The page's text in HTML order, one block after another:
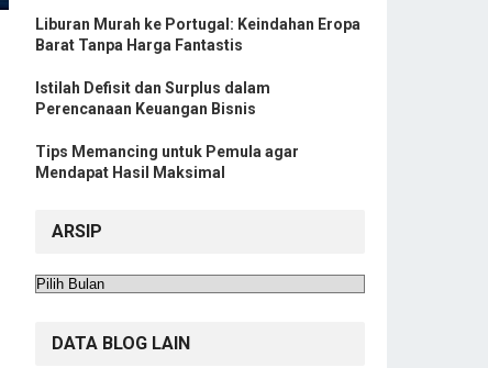
Liburan Murah ke Portugal: Keindahan Eropa
Barat Tanpa Harga Fantastis
Istilah Defisit dan Surplus dalam
Perencanaan Keuangan Bisnis
Tips Memancing untuk Pemula agar
Mendapat Hasil Maksimal
ARSIP
Arsip
DATA BLOG LAIN